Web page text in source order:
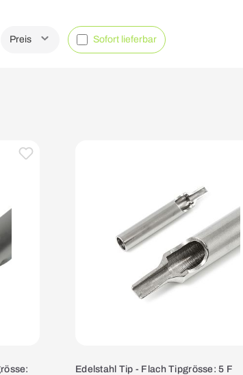
Preis Sofort lieferbar
Edelstahl Tip - Flach Tipgrösse: 5 F